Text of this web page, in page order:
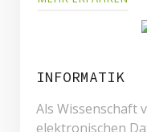
INFORMATIK
Als Wissenschaft
elektronischen